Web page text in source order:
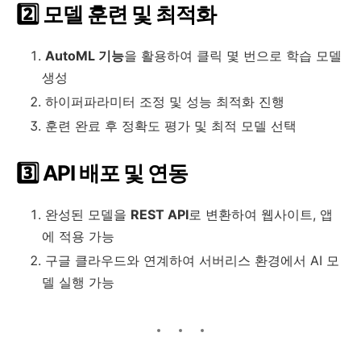
2️⃣ 모델 훈련 및 최적화
AutoML 기능을 활용하여 클릭 몇 번으로 학습 모델
생성
하이퍼파라미터 조정 및 성능 최적화 진행
훈련 완료 후 정확도 평가 및 최적 모델 선택
3️⃣ API 배포 및 연동
완성된 모델을 REST API로 변환하여 웹사이트, 앱
에 적용 가능
구글 클라우드와 연계하여 서버리스 환경에서 AI 모
델 실행 가능